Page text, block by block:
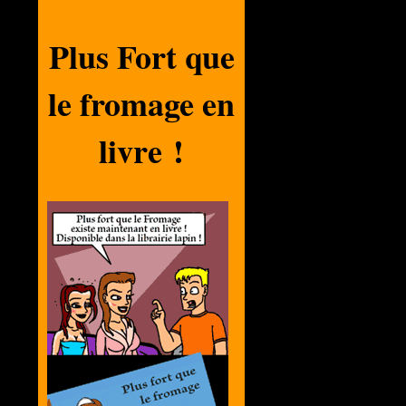
Plus Fort que
le fromage en
livre !